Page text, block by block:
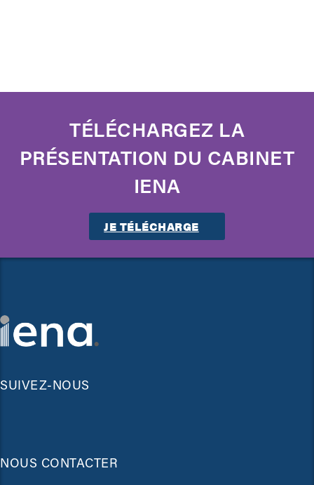
TÉLÉCHARGEZ LA
PRÉSENTATION DU CABINET
IENA
JE TÉLÉCHARGE
SUIVEZ-NOUS
NOUS CONTACTER